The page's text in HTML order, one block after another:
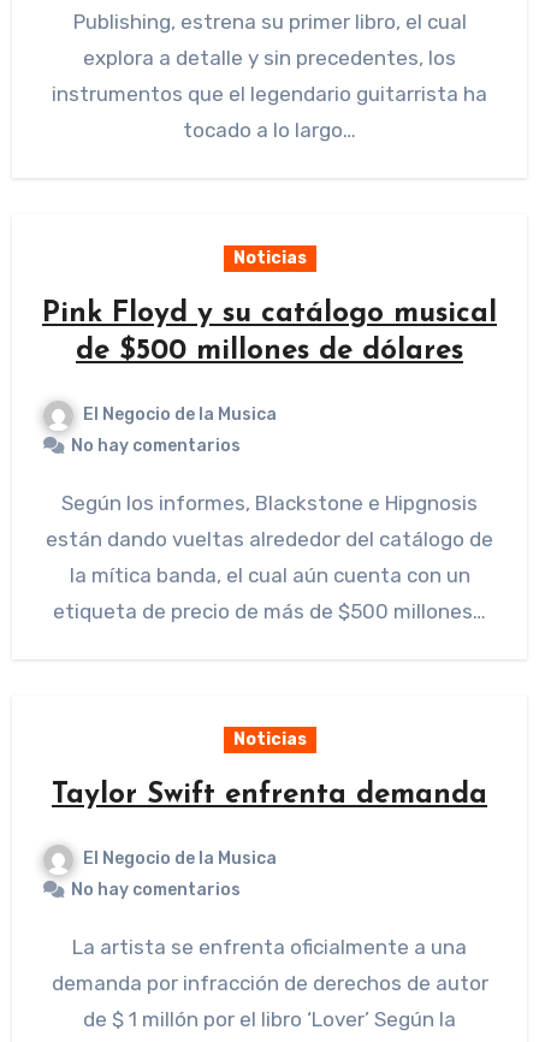
Publishing, estrena su primer libro, el cual
explora a detalle y sin precedentes, los
instrumentos que el legendario guitarrista ha
tocado a lo largo…
Noticias
Pink Floyd y su catálogo musical
de $500 millones de dólares
El Negocio de la Musica
No hay comentarios
Según los informes, Blackstone e Hipgnosis
están dando vueltas alrededor del catálogo de
la mítica banda, el cual aún cuenta con un
etiqueta de precio de más de $500 millones…
Noticias
Taylor Swift enfrenta demanda
El Negocio de la Musica
No hay comentarios
La artista se enfrenta oficialmente a una
demanda por infracción de derechos de autor
de $ 1 millón por el libro ‘Lover’ Según la